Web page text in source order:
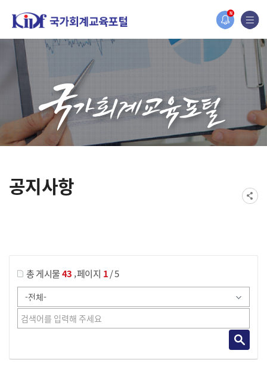
N
홈페이지가 새롭게 개편되었습니다.
한국조세재정연구원홈페이지가 새롭게 개설되었습니다.
공지사항
총 게시물43 ,페이지 1/ 5